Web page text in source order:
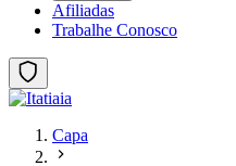
Afiliadas
Trabalhe Conosco
Capa